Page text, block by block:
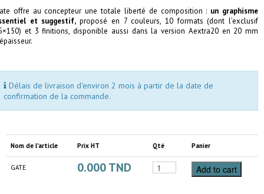
offre au concepteur une totale liberté de composition : un graphisme
et suggestif,proposé en 7 couleurs, 10 formats (dont l’exclusif
et 3 finitions, disponible aussi dans la version Aextra20 en 20 mm
Délais de livraison d'environ 2 mois à partir de la date de
confirmation de la commande.
Nom de l'article Prix HT Qté Panier
GATE 0.000TND Add to cart